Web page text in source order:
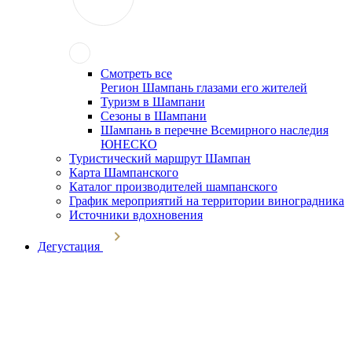
Смотреть все
Регион Шампань глазами его жителей
Туризм в Шампани
Сезоны в Шампани
Шампань в перечне Всемирного наследия
ЮНЕСКО
Туристический маршрут Шампан
Карта Шампанского
Каталог производителей шампанского
График мероприятий на территории виноградника
Источники вдохновения
Дегустация